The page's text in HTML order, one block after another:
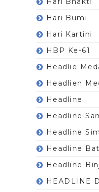
Hari Bumi
Hari Kartini
HBP Ke-61
Headlie
Headlien
Headline
Headline
Headline
Headline
Headline
HEADLINE